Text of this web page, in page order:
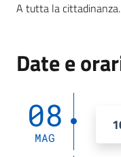
A tutta la cittadinanza.
Date e
08
MAG